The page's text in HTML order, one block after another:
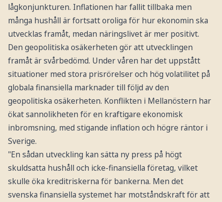
lågkonjunkturen. Inflationen har fallit tillbaka men
många hushåll är fortsatt oroliga för hur ekonomin ska
utvecklas framåt, medan näringslivet är mer positivt.
Den geopolitiska osäkerheten gör att utvecklingen
framåt är svårbedömd. Under våren har det uppstått
situationer med stora prisrörelser och hög volatilitet på
globala finansiella marknader till följd av den
geopolitiska osäkerheten. Konflikten i Mellanöstern har
ökat sannolikheten för en kraftigare ekonomisk
inbromsning, med stigande inflation och högre räntor i
Sverige.
"En sådan utveckling kan sätta ny press på högt
skuldsatta hushåll och icke-finansiella företag, vilket
skulle öka kreditriskerna för bankerna. Men det
svenska finansiella systemet har motståndskraft för att